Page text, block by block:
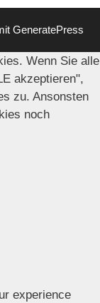
GeneratePress
Wenn Sie alle
akzeptieren",
zu. Ansonsten
noch
experience